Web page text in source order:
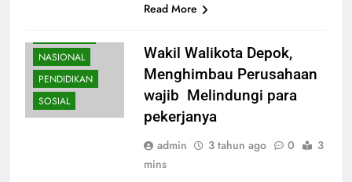
Read More
NASIONAL
PENDIDIKAN
SOSIAL
Wakil Walikota Depok,
Menghimbau Perusahaan
wajib Melindungi para
pekerjanya
admin 3 tahun ago 0
3
mins